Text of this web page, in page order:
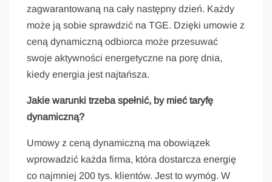
zagwarantowaną na cały następny dzień. Każdy
może ją sobie sprawdzić na TGE. Dzięki umowie z
ceną dynamiczną odbiorca może przesuwać
swoje aktywności energetyczne na porę dnia,
kiedy energia jest najtańsza.
Jakie warunki trzeba spełnić, by mieć taryfę
dynamiczną?
Umowy z ceną dynamiczną ma obowiązek
wprowadzić każda firma, która dostarcza energię
co najmniej 200 tys. klientów. Jest to wymóg. W